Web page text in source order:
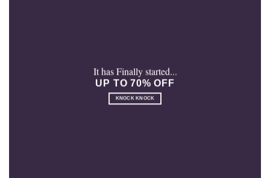
It has Finally started...
UP TO 70% OFF
KNOCK KNOCK